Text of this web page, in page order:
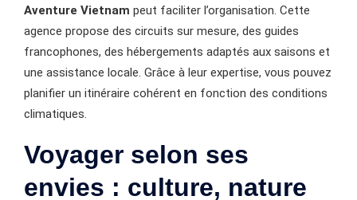
Aventure Vietnam peut faciliter l’organisation. Cette
agence propose des circuits sur mesure, des guides
francophones, des hébergements adaptés aux saisons et
une assistance locale. Grâce à leur expertise, vous pouvez
planifier un itinéraire cohérent en fonction des conditions
climatiques.
Voyager selon ses
envies : culture, nature